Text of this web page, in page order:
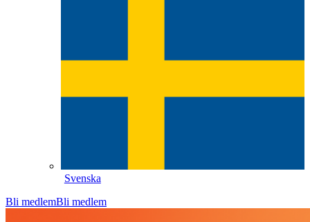
Svenska
Bli medlemBli medlem